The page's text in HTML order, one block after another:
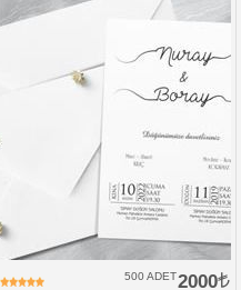
2000
500 ADET